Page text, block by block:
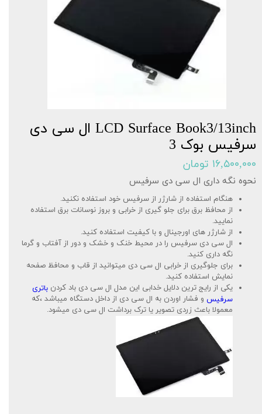
LCD Surface Book3/13inch ال سی دی
سرفیس بوک 3
۱۶,۵۰۰,۰۰۰ تومان
نحوه نگه داری ال سی دی سرفیس
هنگام استفاده از شارژر از سرفیس خود استفاده نکنید.
از محافظ برق برای جلو گیری از خرابی و بروز نوسانات برق استفاده
نمایید.
از شارژر های اورجینال و با کیفیت استفاده کنید.
ال سی دی سرفیس را در محیط خنک و خشک و دور از آفتاب و گرما
نگه داری کنید.
برای جلوگیری از خرابی ال سی دی میتوانید از قاب و محافظ صفحه
نمایش استفاده کنید.
یکی از رایج ترین دلایل خدابی این مدل ال سی دی باد کردن باتری
سرفیس و فشار اوردن به ال سی دی از داخل دستگاه میباشد ،که
معمولا باعث زردی تصویر یا ترک برداشت ال سی دی میشود.